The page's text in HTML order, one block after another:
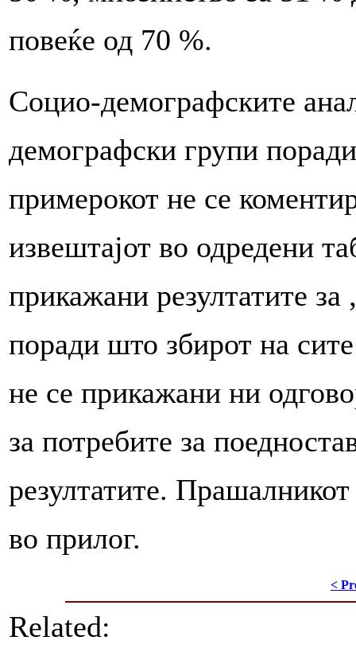
повеќе од 70 %.
Социо-демографските
демографски групи
примерокот не се
извештајот во одредени
прикажани резултатите за
поради што збирот на
не се прикажани ни
за потребите за
резултатите.
во прилог.
<
Related: